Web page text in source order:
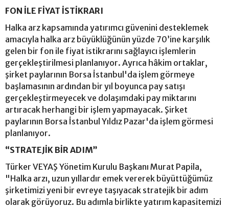
FON İLE FİYAT İSTİKRARI
Halka arz kapsamında yatırımcı güvenini desteklemek
amacıyla halka arz büyüklüğünün yüzde 70’ine karşılık
gelen bir fon ile fiyat istikrarını sağlayıcı işlemlerin
gerçekleştirilmesi planlanıyor. Ayrıca hâkim ortaklar,
şirket paylarının Borsa İstanbul'da işlem görmeye
başlamasının ardından bir yıl boyunca pay satışı
gerçekleştirmeyecek ve dolaşımdaki pay miktarını
artıracak herhangi bir işlem yapmayacak. Şirket
paylarının Borsa İstanbul Yıldız Pazar'da işlem görmesi
planlanıyor.
“STRATEJİK BİR ADIM”
Türker VEYAŞ Yönetim Kurulu Başkanı Murat Papila,
"Halka arzı, uzun yıllardır emek vererek büyüttüğümüz
şirketimizi yeni bir evreye taşıyacak stratejik bir adım
olarak görüyoruz. Bu adımla birlikte yatırım kapasitemizi